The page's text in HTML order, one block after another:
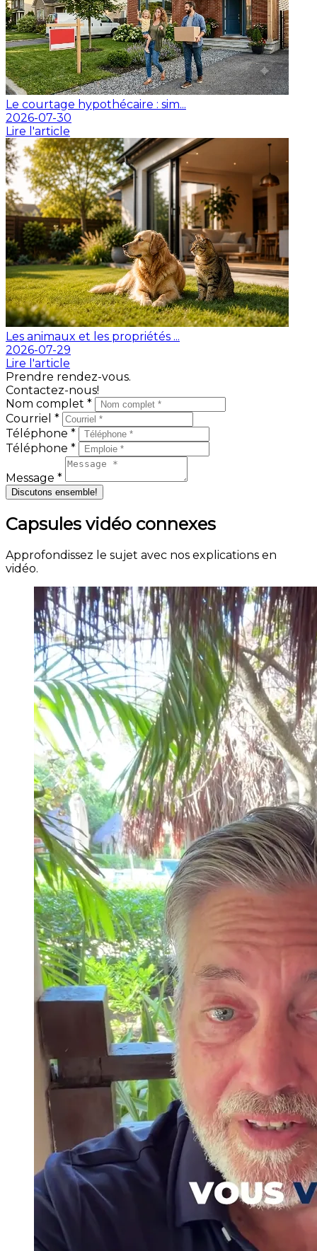
Le courtage hypothécaire : sim...
2026-07-30
Lire l'article
Les animaux et les propriétés ...
2026-07-29
Lire l'article
Prendre rendez-vous.
Contactez-nous!
Nom complet *
Courriel *
Téléphone *
Téléphone *
Message *
Discutons ensemble!
Capsules vidéo connexes
Approfondissez le sujet avec nos explications en
vidéo.